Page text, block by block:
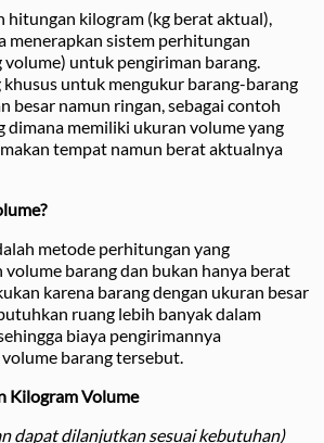
hitungan kilogram (kg berat aktual),
menerapkan sistem perhitungan
volume) untuk pengiriman barang.
khusus untuk mengukur barang-barang
besar namun ringan, sebagai contoh
memiliki ukuran volume yang
tempat namun berat aktualnya
metode perhitungan yang
barang dan bukan hanya berat
karena barang dengan ukuran besar
ruang lebih banyak dalam
biaya pengirimannya
barang tersebut.
Kilogram Volume
dapat dilanjutkan sesuai kebutuhan)